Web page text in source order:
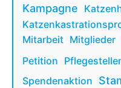
Kampagne
Mitarbeit Mitglieder
Petition
Spendenaktion